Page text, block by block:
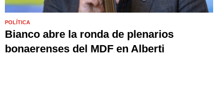
POLÍTICA
Bianco abre la ronda de plenarios
bonaerenses del MDF en Alberti